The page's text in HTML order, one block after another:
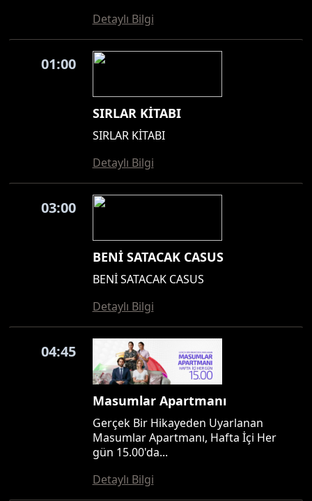
Detaylı Bilgi
01:00
SIRLAR KİTABI
SIRLAR KİTABI
Detaylı Bilgi
03:00
BENİ SATACAK CASUS
BENİ SATACAK CASUS
Detaylı Bilgi
04:45
Masumlar Apartmanı
Gerçek Bir Hikayeden Uyarlanan
Masumlar Apartmanı, Hafta İçi Her
gün 15.00'da...
Detaylı Bilgi